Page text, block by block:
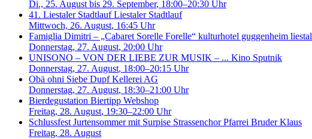
Di., 25. August bis 29. September, 18:00–20:30 Uhr
41. Liestaler Stadtlauf Liestaler Stadtlauf
Mittwoch, 26. August, 16:45 Uhr
Famiglia Dimitri – „Cabaret Sorelle Forelle“ kulturhotel guggenheim liestal
Donnerstag, 27. August, 20:00 Uhr
UNISONO – VON DER LIEBE ZUR MUSIK – ... Kino Sputnik
Donnerstag, 27. August, 18:00–20:15 Uhr
Obä ohni Siebe Dupf Kellerei AG
Donnerstag, 27. August, 18:30–21:00 Uhr
Bierdegustation Biertipp Webshop
Freitag, 28. August, 19:30–22:00 Uhr
Schlussfest Jurtensommer mit Surpise Strassenchor Pfarrei Bruder Klaus
Freitag, 28. August